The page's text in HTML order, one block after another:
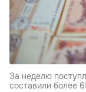
За неделю
составили более